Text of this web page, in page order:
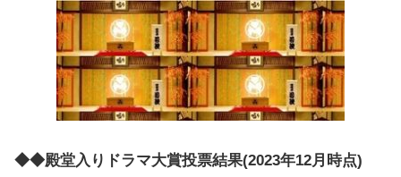
◆◆殿堂入りドラマ大賞投票結果(2023年12月時点)